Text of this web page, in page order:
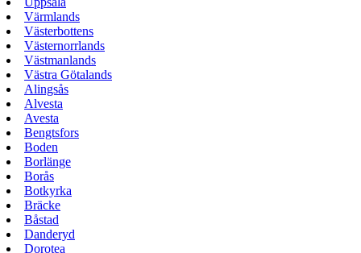
Värmlands
Västerbottens
Västernorrlands
Västmanlands
Västra Götalands
Alingsås
Alvesta
Avesta
Bengtsfors
Boden
Borlänge
Borås
Botkyrka
Bräcke
Båstad
Danderyd
Dorotea